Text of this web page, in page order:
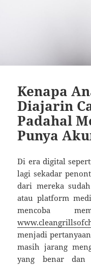
Kenapa
Diajarin
Padahal
Punya
Di era digital
lagi sekadar
dari mereka
atau platform
mencoba
menjadi
masih jarang
yang benar dan